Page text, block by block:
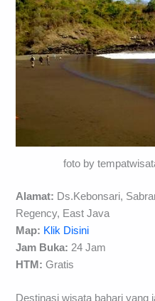
foto by
Alamat: Ds.Kebonsari,
Regency, East Java
Map: Klik Disini
Jam Buka: 24 Jam
HTM: Gratis
Destinasi wisata bahari yang